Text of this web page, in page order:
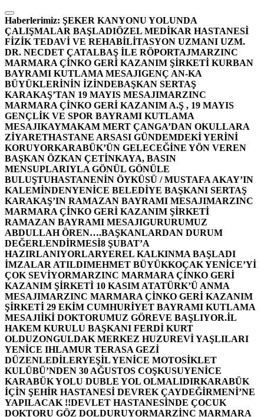
İçeriğe
atla
Haberlerimiz: ŞEKER KANYONU YOLUNDA
ÇALIŞMALAR BAŞLADIÖZEL MEDİKAR HASTANESİ
FİZİK TEDAVİ VE REHABİLİTASYON UZMANI UZM.
DR. NECDET ÇATALBAŞ İLE RÖPORTAJMARZINC
MARMARA ÇİNKO GERİ KAZANIM ŞİRKETİ KURBAN
BAYRAMI KUTLAMA MESAJIGENÇ AN-KA
BÜYÜKLERİNİN İZİNDEBAŞKAN SERTAŞ
KARAKAŞ’TAN 19 MAYIS MESAJIMARZINC
MARMARA ÇİNKO GERİ KAZANIM A.Ş , 19 MAYIS
GENÇLİK VE SPOR BAYRAMI KUTLAMA
MESAJIKAYMAKAM MERT ÇANGA’DAN OKULLARA
ZİYARETHASTANE ARSASI GÜNDEMDEKİ YERİNİ
KORUYORKARABÜK’ÜN GELECEĞİNE YÖN VEREN
BAŞKAN ÖZKAN ÇETİNKAYA, BASIN
MENSUPLARIYLA GÖNÜL GÖNÜLE
BULUŞTUHASTANENİN ÖYKÜSÜ / MUSTAFA AKAY’IN
KALEMİNDENYENİCE BELEDİYE BAŞKANI SERTAŞ
KARAKAŞ’IN RAMAZAN BAYRAMI MESAJIMARZINC
MARMARA ÇİNKO GERİ KAZANIM ŞİRKETİ
RAMAZAN BAYRAMI MESAJIGURURUMUZ
ABDULLAH ÖREN….BAŞKANLARDAN DURUM
DEĞERLENDİRMESİ8 ŞUBAT’A
HAZIRLANIYORLARYEREL KALKINMA BAŞLADI
İMZALAR ATILDIMEHMET BÜYÜKKOÇAK YENİCE’Yİ
ÇOK SEVİYORMARZINC MARMARA ÇİNKO GERİ
KAZANIM ŞİRKETİ 10 KASIM ATATÜRK’Ü ANMA
MESAJIMARZINC MARMARA ÇİNKO GERİ KAZANIM
ŞİRKETİ 29 EKİM CUMHURİYET BAYRAMI KUTLAMA
MESAJIİKİ DOKTORUMUZ GÖREVE BAŞLIYOR.İL
HAKEM KURULU BAŞKANI FERDİ KURT
OLDUZONGULDAK MERKEZ HUZUREVİ YAŞLILARI
YENİCE IHLAMUR TERASA GEZİ
DÜZENLEDİLERYEŞİL YENİCE MOTOSİKLET
KULÜBÜ’NDEN 30 AĞUSTOS COŞKUSUYENİCE
KARABÜK YOLU DUBLE YOL OLMALIDIRKARABÜK
İÇİN ŞEHİR HASTANESİ DEVREK ÇAYDEĞİRMENİ’NE
YAPILACAK !!DEVLET HASTANESİNDE ÇOCUK
DOKTORU GÖZ DOLDURUYORMARZİNC MARMARA